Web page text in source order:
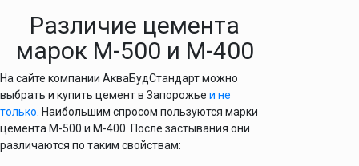
Различие цемента
марок М-500 и М-400
На сайте компании АкваБудСтандарт можно
выбрать и купить цемент в Запорожье и не
только . Наибольшим спросом пользуются марки
цемента М-500 и М-400. После застывания они
различаются по таким свойствам: